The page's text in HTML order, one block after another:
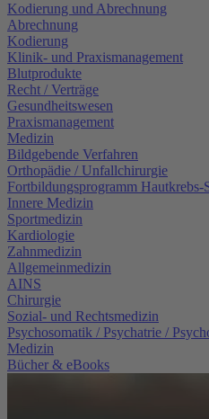
Kodierung und Abrechnung
Abrechnung
Kodierung
Klinik- und Praxismanagement
Blutprodukte
Recht / Verträge
Gesundheitswesen
Praxismanagement
Medizin
Bildgebende Verfahren
Orthopädie / Unfallchirurgie
Fortbildungsprogramm
Innere Medizin
Sportmedizin
Kardiologie
Zahnmedizin
Allgemeinmedizin
AINS
Chirurgie
Sozial- und Rechtsmedizin
Psychosomatik / Psychatrie /
Medizin
Bücher & eBooks